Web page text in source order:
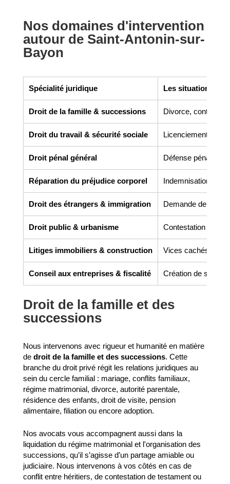
Nos domaines d'intervention
autour de Saint-Antonin-sur-
Bayon
Spécialité juridique Les situations
Droit de la famille & successions Divorce, contrats
Droit du travail & sécurité sociale Licenciement,
Droit pénal général Défense pénale,
Réparation du préjudice corporel Indemnisation des
Droit des étrangers & immigration Demande de titre
Droit public & urbanisme Contestation de
Litiges immobiliers & construction Vices cachés,
Conseil aux entreprises & fiscalité Création de
Droit de la famille et des
successions
Nous intervenons avec rigueur et humanité en matière
de droit de la famille et des successions. Cette
branche du droit privé régit les relations juridiques au
sein du cercle familial : mariage, conflits familiaux,
régime matrimonial, divorce, autorité parentale,
résidence des enfants, droit de visite, pension
alimentaire, filiation ou encore adoption.
Nos avocats vous accompagnent aussi dans la
liquidation du régime matrimonial et l'organisation des
successions, qu’il s’agisse d’un partage amiable ou
judiciaire. Nous intervenons à vos côtés en cas de
conflit entre héritiers, de contestation de testament ou